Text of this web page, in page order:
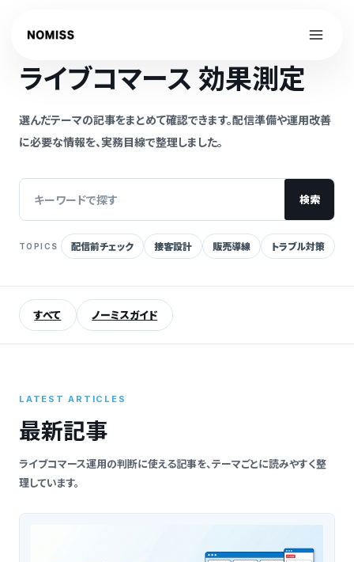
ライブコマース 効果測定
選んだテーマの記事をまとめて確認できます。配信準備や運用改善
に必要な情報を、実務目線で整理しました。
事
検索
TOPICS 配信前チェック 接客設計 販売導線 トラブル対策
すべて ノーミスガイド
LATEST ARTICLES
最新記事
ライブコマース運用の判断に使える記事を、テーマごとに読みやすく整
理しています。